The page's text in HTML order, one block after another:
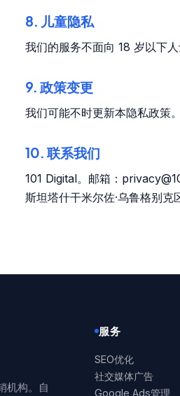
8. 儿童隐私
我们的服务不面向 18 岁以下
9. 政策变更
我们可能不时更新本隐私政策
10. 联系我们
101 Digital。邮箱：
斯坦塔什干米尔佐·乌鲁格别克
机构。自
服务
SEO优化
社交媒体广告
Google Ads管理